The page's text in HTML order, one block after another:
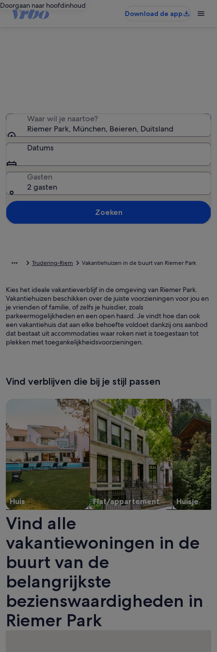
Doorgaan naar hoofdinhoud
Download de app
Waar wil je naartoe?
Riemer Park, München, Beieren, Duitsland
Datums
Gasten
2 gasten
Zoeken
Trudering-Riem Vakantiehuizen in de buurt van Riemer Park
Kies het ideale vakantieverblijf in de omgeving van Riemer Park.
Vakantiehuizen beschikken over de juiste voorzieningen voor jou en
je vrienden of familie, of zelfs je huisdier, zoals
parkeermogelijkheden en een open haard. Je vindt hoe dan ook
een vakantiehuis dat aan elke behoefte voldoet dankzij ons aanbod
dat bestaat uit accommodaties waar roken niet is toegestaan tot
plekken met toegankelijkheidsvoorzieningen.
Vind verblijven die bij je stijl passen
Huis
Zoeken naar huizen
Flat/appartement
Zoeken naar flats/appartementen
Huisje
Huisjes
Vind alle
vakantiewoningen in de
buurt van de
belangrijkste
bezienswaardigheden in
Riemer Park